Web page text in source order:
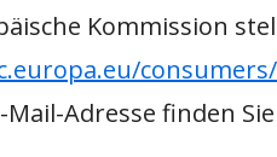
Kommission
Mail-Adresse finden